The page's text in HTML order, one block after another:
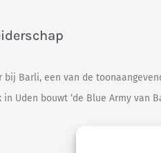
Barli, een van de
Uden bouwt ‘de Blue Army van